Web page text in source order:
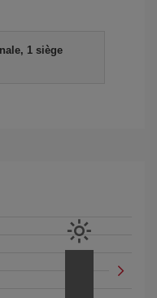
1 siège